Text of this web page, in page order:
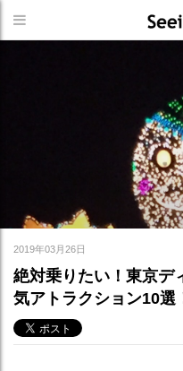
2019年03月26日
絶対乗りたい！東京デ
気アトラクション10選